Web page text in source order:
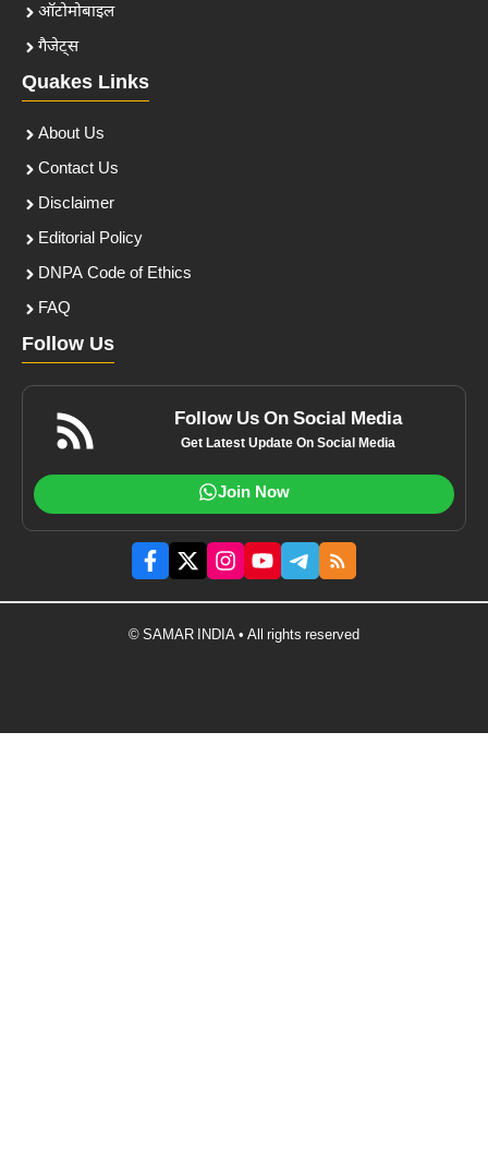
ऑटोमोबाइल
गैजेट्स
Quakes Links
About Us
Contact Us
Disclaimer
Editorial Policy
DNPA Code of Ethics
FAQ
Follow Us
Follow Us On Social Media
Get Latest Update On Social Media
Join Now
© SAMAR INDIA • All rights reserved